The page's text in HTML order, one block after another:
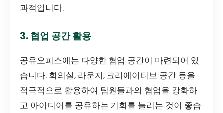
과적입니다.
3. 협업 공간 활용
공유오피스에는 다양한 협업 공간이 마련되어 있
습니다. 회의실, 라운지, 크리에이티브 공간 등을
적극적으로 활용하여 팀원들과의 협업을 강화하
고 아이디어를 공유하는 기회를 늘리는 것이 좋습